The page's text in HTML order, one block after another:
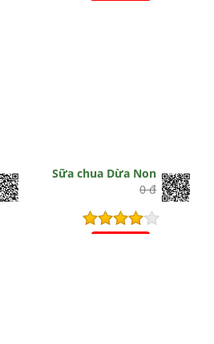
Sữa chua Dừa Non
0 đ